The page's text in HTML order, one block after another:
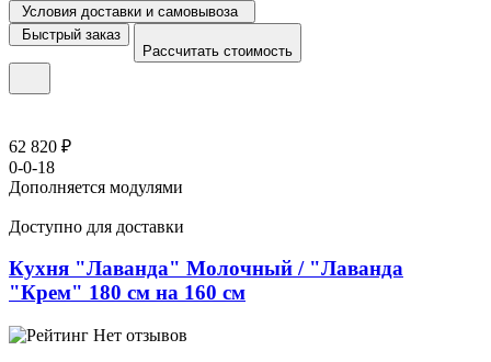
Условия доставки и самовывоза
Быстрый заказ
Рассчитать стоимость
62 820 ₽
0-0-18
Дополняется модулями
Доступно для доставки
Кухня "Лаванда" Молочный / "Лаванда
"Крем" 180 см на 160 см
Нет отзывов